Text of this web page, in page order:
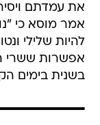
את עמדתם
אמר מוסא כי
להיות שלילי
אפשרות ששרי
בשנית בימים